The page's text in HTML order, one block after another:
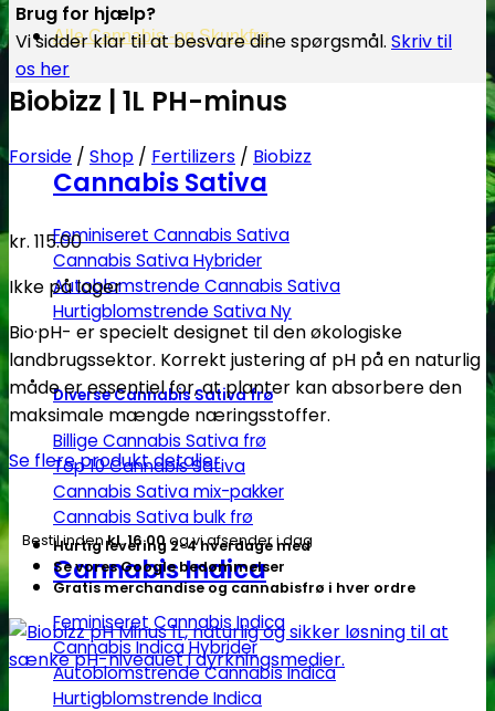
Alle Cannabis -og Skunkfrø
Cannabis Sativa
Feminiseret Cannabis Sativa
Cannabis Sativa Hybrider
Autoblomstrende Cannabis Sativa
Hurtigblomstrende Sativa
Diverse Cannabis Sativa frø
Billige Cannabis Sativa frø
Top 10 Cannabis Sativa
Cannabis Sativa mix-pakker
Cannabis Sativa bulk frø
Cannabis Indica
Feminiseret Cannabis Indica
Cannabis Indica Hybrider
Autoblomstrende Cannabis Indica
Hurtigblomstrende Indica
Brug for hjælp?
Vi sidder klar til at besvare dine spørgsmål. Skriv til
os her
Biobizz | 1L PH-minus
Forside / Shop / Fertilizers / Biobizz
kr. 115.00
Ikke på lager
Bio·pH- er specielt designet til den økologiske
landbrugssektor. Korrekt justering af pH på en naturlig
måde er essentiel for, at planter kan absorbere den
maksimale mængde næringsstoffer.
Se flere produkt detaljer
Bestil indenkl. 16.00og vi afsender i dag
Hurtig levering 2-4 hverdage med
Se vores Google bedømmelser
Gratis merchandise og cannabisfrø i hver ordre